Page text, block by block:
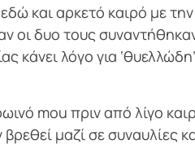
και αρκετό καιρό με την
οι δυο τους
κάνει λόγο για
mou πριν από λίγο
μαζί σε συναυλίες